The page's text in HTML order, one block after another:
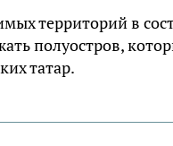
территорий в
полуостров,
татар.